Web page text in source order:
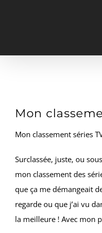
Mon
Mon classement séries
Surclassée, juste, ou
mon classement des
que ça me démangeait
regarde ou que j’ai vu
la meilleure ! Avec mon